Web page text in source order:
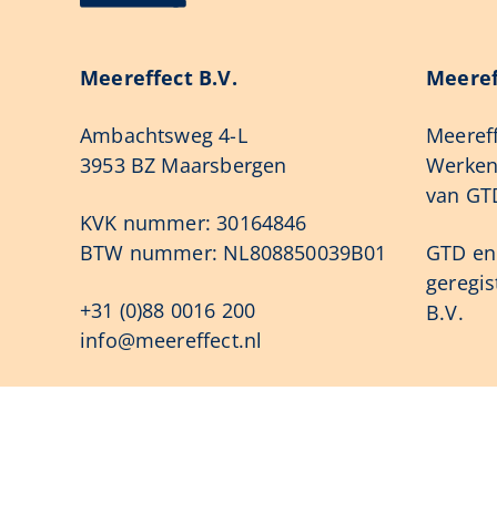
Meereffect B.V.
Ambachtsweg 4-L
3953 BZ Maarsbergen
KVK nummer: 30164846
BTW nummer: NL808850039B01
+31 (0)88 0016 200
info@meereffect.nl
van
GTD
B.V.